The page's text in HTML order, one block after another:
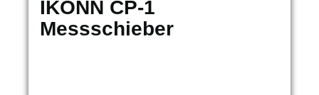
IKONN CP-1
Messschieber